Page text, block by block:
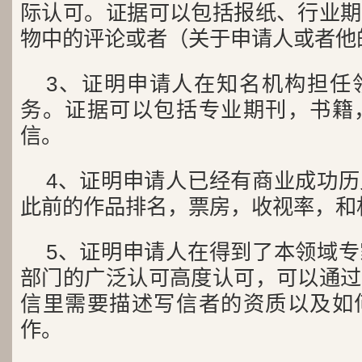
际认可。证据可以包括报纸、行业
物中的评论或者（关于申请人或者
3、证明申请人在知名机构担任
务。证据可以包括专业期刊，书
信。
4、证明申请人已经有商业成功
此前的作品排名，票房，收视率，
5、证明申请人在得到了本领域
部门的广泛认可高度认可，可以通
信里需要描述写信者的资质以及
作。